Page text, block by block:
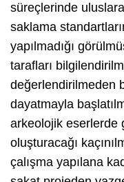
süreçlerinde
saklama
yapılmadığı
tarafları
değerlendirilmeden
dayatmayla
arkeolojik eserlerde
oluşturacağı
çalışma yapılana